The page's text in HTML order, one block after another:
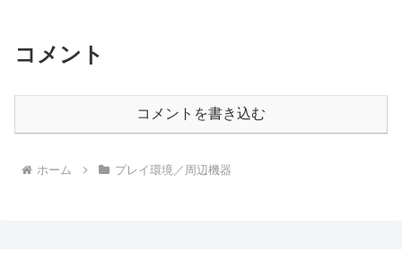
コメント
コメントを書き込む
ホーム プレイ環境／周辺機器